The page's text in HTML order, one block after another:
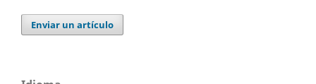
Enviar un artículo